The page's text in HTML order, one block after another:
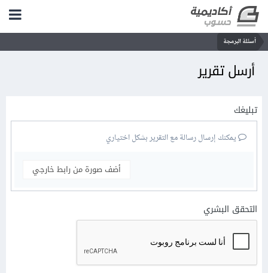
أسئلة البرمجة
أرسل تقرير
تبليغك
يمكنك إرسال رسالة مع التقرير بشكل اختياري
أضف صورة من رابط خارجي
التحقق البشري